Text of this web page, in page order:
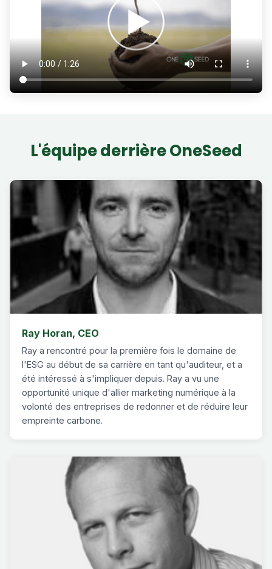
L'équipe derrière OneSeed
Ray Horan, CEO
Ray a rencontré pour la première fois le domaine de
l'ESG au début de sa carrière en tant qu'auditeur, et a
été intéressé à s'impliquer depuis. Ray a vu une
opportunité unique d'allier marketing numérique à la
volonté des entreprises de redonner et de réduire leur
empreinte carbone.